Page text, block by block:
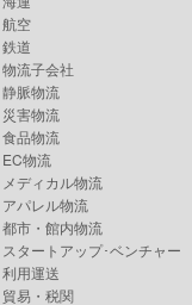
航空
鉄道
物流子会社
静脈物流
災害物流
食品物流
EC物流
メディカル物流
アパレル物流
都市・館内物流
スタートアップ･ベンチャー
利用運送
貿易・税関